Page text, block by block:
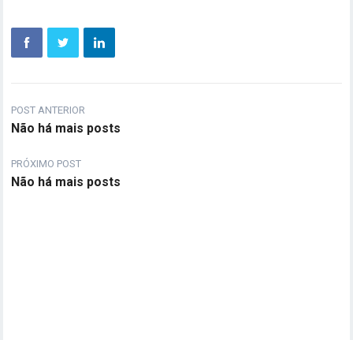
POST ANTERIOR
Não há mais posts
PRÓXIMO POST
Não há mais posts